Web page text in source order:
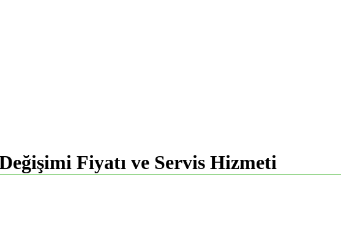
Fiyatı ve Servis Hizmeti